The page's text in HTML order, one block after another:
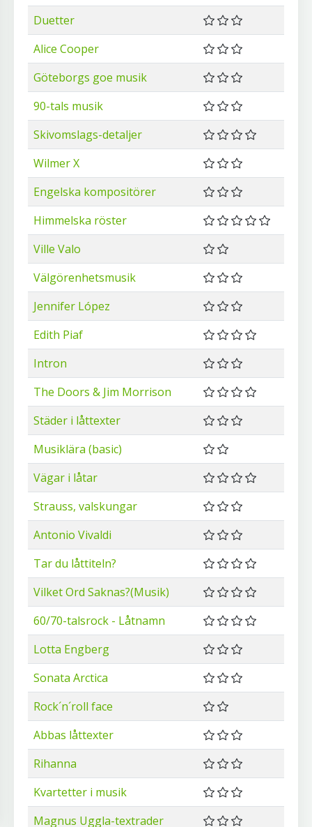
Duetter
Alice Cooper
Göteborgs goe musik
90-tals musik
Skivomslags-detaljer
Wilmer X
Engelska kompositörer
Himmelska röster
Ville Valo
Välgörenhetsmusik
Jennifer López
Edith Piaf
Intron
The Doors & Jim Morrison
Städer i låttexter
Musiklära (basic)
Vägar i låtar
Strauss, valskungar
Antonio Vivaldi
Tar du låttiteln?
Vilket Ord Saknas?(Musik)
60/70-talsrock - Låtnamn
Lotta Engberg
Sonata Arctica
Rock´n´roll face
Abbas låttexter
Rihanna
Kvartetter i musik
Magnus Uggla-textrader